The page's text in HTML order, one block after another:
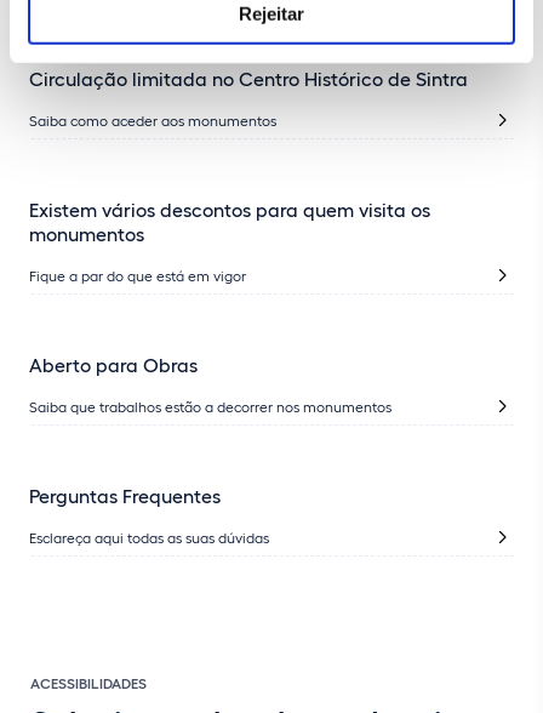
Rejeitar
Circulação limitada no Centro Histórico de Sintra
Saiba como aceder aos monumentos
Existem vários descontos para quem visita os
monumentos
Fique a par do que está em vigor
Aberto para Obras
Saiba que trabalhos estão a decorrer nos monumentos
Perguntas Frequentes
Esclareça aqui todas as suas dúvidas
ACESSIBILIDADES